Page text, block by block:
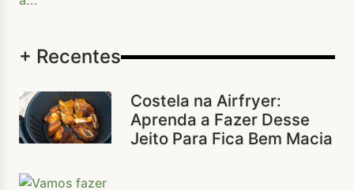
+ Recentes
Costela na Airfryer:
Aprenda a Fazer Desse
Jeito Para Fica Bem Macia